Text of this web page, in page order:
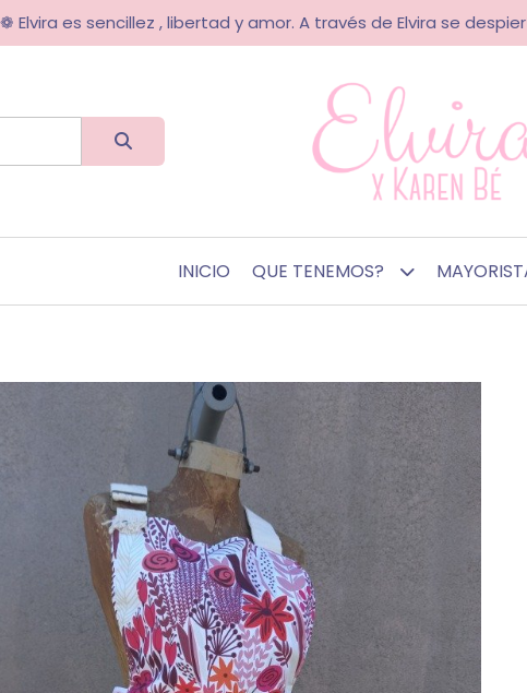
Elvira es sencillez , libertad y amor. A través de Elvira se
INICIO QUE TENEMOS?